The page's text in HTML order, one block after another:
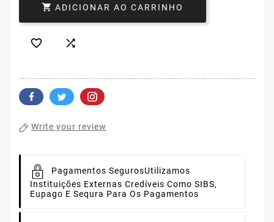
 ADICIONAR AO CARRINHO
 
Write your review
Pagamentos SegurosUtilizamos
Instituições Externas Credíveis Como SIBS,
Eupago E Sequra Para Os Pagamentos